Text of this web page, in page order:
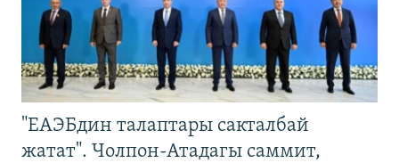
"ЕАЭБдин талаптары сакталбай
жатат". Чолпон-Атадагы саммит,